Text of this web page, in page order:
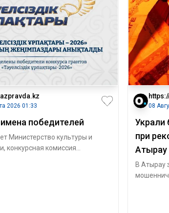
2026 01:33
победителей
Министерство культуры и
конкурсная комиссия
08
Украли
при
Атырау
В Атырау